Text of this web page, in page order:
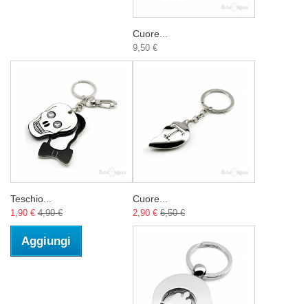
Cuore...
9,50 €
Teschio...
1,90 € 4,90 €
Aggiungi
Cuore...
2,90 € 6,50 €